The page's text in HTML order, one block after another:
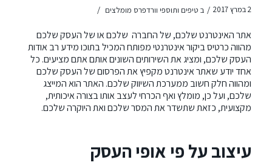
2 במרץ 2017 / ב טיפים ותוספי וורדפרס מומלצים /
אתר האינטרנט שלכם, של החברה שלכם או של העסק שלכם
מהווה כרטיס ביקור אינטרנטי מפותח המכיל בתוכו מידע רב אודות
העסק שלכם, ומציג את השירותים השונים אותם אתם מציעים. כל
אחד יודע שאתר אינטרנט מקפיץ את הפרסום של העסק שלכם
ומהווה חלק חשוב ממערכת השיווק שלכם. האתר הוא המייצג
שלכם, ועל כן, מומלץ ואף הכרחי לעצב אותו בצורה איכותית,
מקצועית, כזאת שתשדר את המסר שלכם ואת היוקרה שלכם.
עיצוב על פי אופי העסק